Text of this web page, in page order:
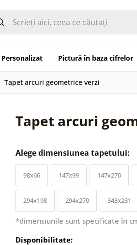
Personalizat Pictură în baza cifrelor
Tapet arcuri geometrice verzi
Tapet arcuri
Alege dimensiunea tapetului:
98x66 147x99 147x270
294x198 294x270 343x231
*dimensiunile sunt specificate în
Disponibilitate: